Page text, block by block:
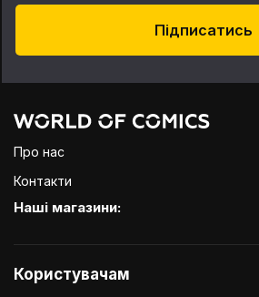
Підписатись
Про нас
Контакти
Наші магазини:
Користувачам